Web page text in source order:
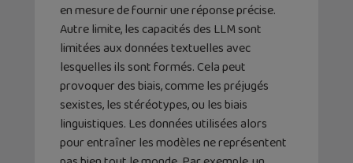
en mesure de fournir une réponse précise.
Autre limite, les capacités des LLM sont
limitées aux données textuelles avec
lesquelles ils sont formés. Cela peut
provoquer des biais, comme les préjugés
sexistes, les stéréotypes, ou les biais
linguistiques. Les données utilisées alors
pour entraîner les modèles ne représentent